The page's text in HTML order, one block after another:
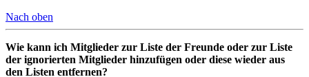
Nach oben
Wie kann ich Mitglieder zur Liste der Freunde oder zur Liste
der ignorierten Mitglieder hinzufügen oder diese wieder aus
den Listen entfernen?